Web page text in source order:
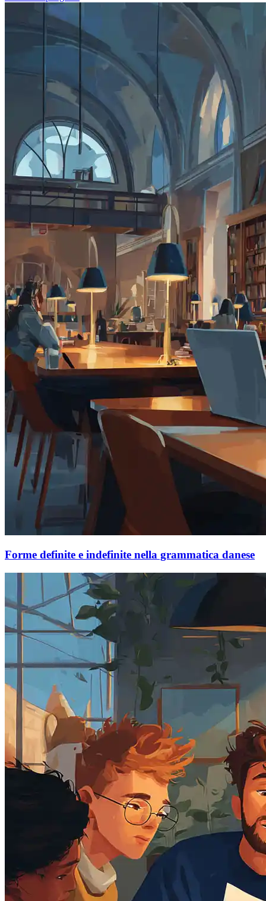
Forme definite e indefinite nella grammatica danese